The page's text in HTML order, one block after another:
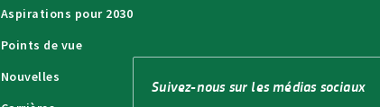
Aspirations pour 2030
Points de vue
Nouvelles
Suivez-nous sur les médias sociaux